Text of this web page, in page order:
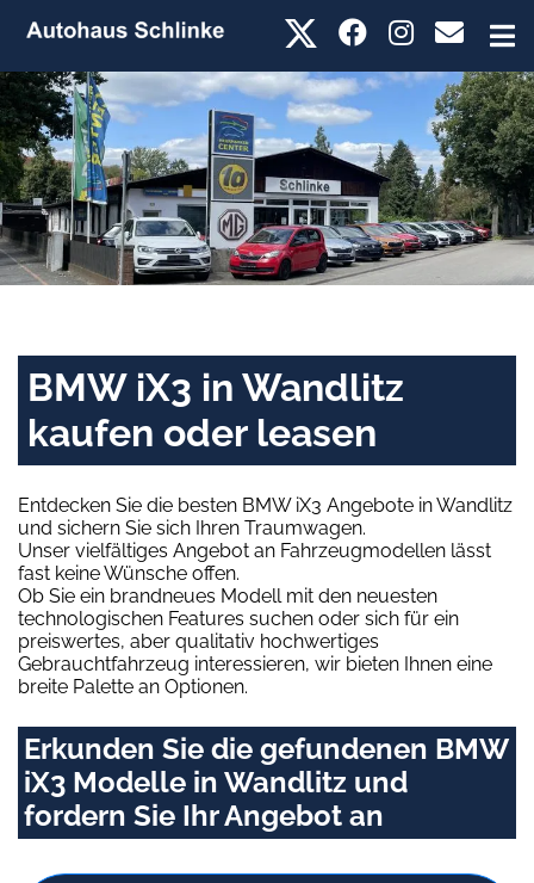
BMW iX3 in Wandlitz
kaufen oder leasen
Entdecken Sie die besten BMW iX3 Angebote in Wandlitz
und sichern Sie sich Ihren Traumwagen.
Unser vielfältiges Angebot an Fahrzeugmodellen lässt
fast keine Wünsche offen.
Ob Sie ein brandneues Modell mit den neuesten
technologischen Features suchen oder sich für ein
preiswertes, aber qualitativ hochwertiges
Gebrauchtfahrzeug interessieren, wir bieten Ihnen eine
breite Palette an Optionen.
Erkunden Sie die gefundenen BMW
iX3 Modelle in Wandlitz und
fordern Sie Ihr Angebot an